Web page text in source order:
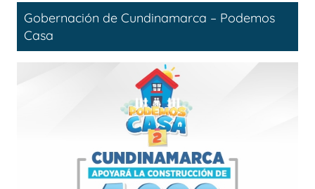
Gobernación de Cundinamarca – Podemos
Casa